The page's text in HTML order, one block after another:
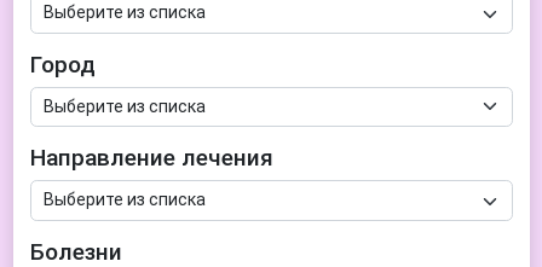
Город
Направление лечения
Болезни